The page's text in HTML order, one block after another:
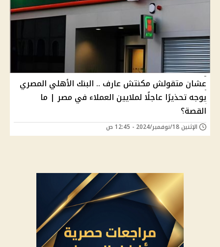
عشان متقولش مكنتش عارف .. البنك الأهلي المصري
يوجه تحذيرًا عاجلًا لملايين العملاء في مصر | ما
القصة؟
الإثنين 18/نوفمبر/2024 - 12:45 ص